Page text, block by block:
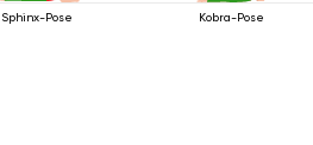
Sphinx-Pose Kobra-Pose